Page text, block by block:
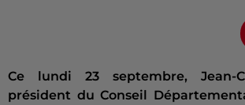
Ce lundi 23 septembre, Jean-
président du Conseil